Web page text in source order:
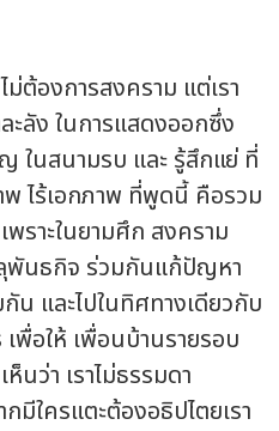
ต้องการสงคราม แต่เรา
ะลัง ในการแสดงออกซึ่ง
ในสนามรบ และ รู้สึกแย่ ที่
พ ไร้เอกภาพ ที่พูดนี้ คือรวม
ราะในยามศึก สงคราม
พันธกิจ ร่วมกันแก้ปัญหา
และไปในทิศทางเดียวกับ
พื่อให้ เพื่อนบ้านรายรอบ
นว่า เราไม่ธรรมดา
มีใครแตะต้องอธิปไตยเรา